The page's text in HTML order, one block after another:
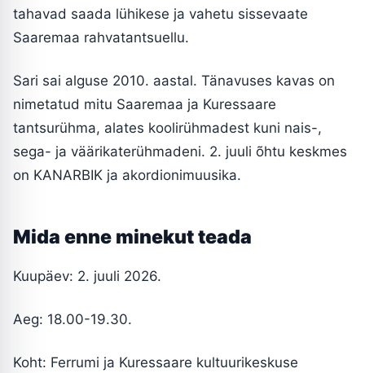
tahavad saada lühikese ja vahetu sissevaate
Saaremaa rahvatantsuellu.
Sari sai alguse 2010. aastal. Tänavuses kavas on
nimetatud mitu Saaremaa ja Kuressaare
tantsurühma, alates koolirühmadest kuni nais-,
sega- ja väärikaterühmadeni. 2. juuli õhtu keskmes
on KANARBIK ja akordionimuusika.
Mida enne minekut teada
Kuupäev: 2. juuli 2026.
Aeg: 18.00-19.30.
Koht: Ferrumi ja Kuressaare kultuurikeskuse